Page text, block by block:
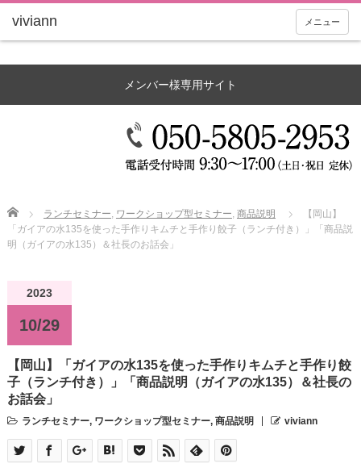
メニュー
メンバー様専用サイト
Home ランチセミナー, ワークショップ型セミナー, 商品説明
【岡山】
「ガイアの水135を使った手作りキムチと手作り餃子（ランチ付き）」「商品説
明（ガイアの水135）＆社長のお話会」
2023
10/29
【岡山】「ガイアの水135を使った手作りキムチと手作り餃
子（ランチ付き）」「商品説明（ガイアの水135）＆社長の
お話会」
ランチセミナー, ワークショップ型セミナー, 商品説明 viviann